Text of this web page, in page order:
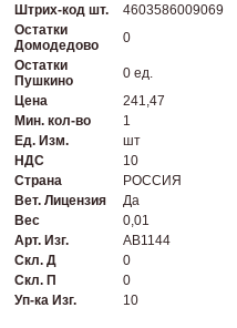
Штрих-код шт.
4603586009069
Остатки
Домодедово
0
Остатки
Пушкино
0 ед.
Цена
241,47
Мин. кол-во
1
Ед. Изм.
шт
НДС
10
Страна
РОССИЯ
Вет. Лицензия
Да
Вес
0,01
Арт. Изг.
AB1144
Скл. Д
0
Скл. П
0
Уп-ка Изг.
10